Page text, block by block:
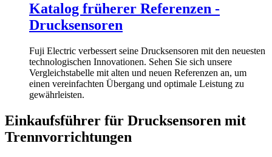
Katalog früherer Referenzen -
Drucksensoren
Fuji Electric verbessert seine Drucksensoren mit den neuesten
technologischen Innovationen. Sehen Sie sich unsere
Vergleichstabelle mit alten und neuen Referenzen an, um
einen vereinfachten Übergang und optimale Leistung zu
gewährleisten.
Einkaufsführer für Drucksensoren mit
Trennvorrichtungen